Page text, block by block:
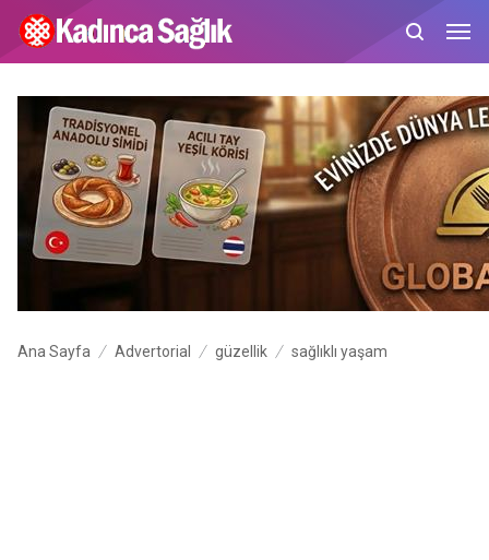
Ana Sayfa Advertorial güzellik sağlıklı yaşam